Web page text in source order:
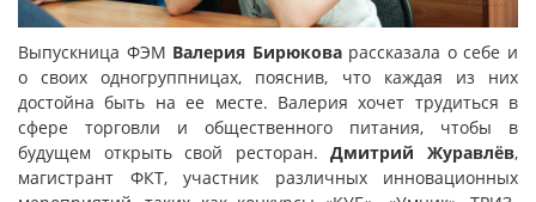
Выпускница ФЭМ Валерия Бирюковарассказала о себе и
о своих одногруппницах, пояснив, что каждая из них
достойна быть на ее месте. Валерия хочет трудиться в
сфере торговли и общественного питания, чтобы в
будущем открыть свой ресторан.Дмитрий Журавлёв,
магистрант ФКТ, участник различных инновационных